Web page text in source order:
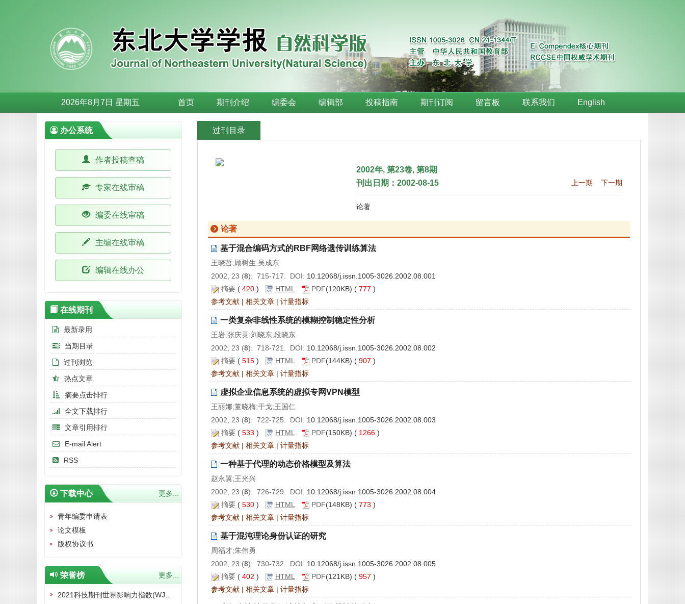
2026年8月7日 星期五 首页 期刊介绍 编委会 编辑部 投稿指南 期刊订阅 留言板 联系我们 English
过刊目录
2002年, 第23卷, 第8期
刊出日期：2002-08-15
上一期 下一期
论著
论著
基于混合编码方式的RBF网络遗传训练算法
王晓哲;顾树生;吴成东
2002, 23 (8): 715-717. DOI: 10.12068/j.issn.1005-3026.2002.08.001
摘要 ( 420 ) HTML PDF(120KB) ( 777 )
参考文献 | 相关文章 | 计量指标
一类复杂非线性系统的模糊控制稳定性分析
王岩;张庆灵;刘晓东;段晓东
2002, 23 (8): 718-721. DOI: 10.12068/j.issn.1005-3026.2002.08.002
摘要 ( 515 ) HTML PDF(144KB) ( 907 )
参考文献 | 相关文章 | 计量指标
虚拟企业信息系统的虚拟专网VPN模型
王丽娜;董晓梅;于戈;王国仁
2002, 23 (8): 722-725. DOI: 10.12068/j.issn.1005-3026.2002.08.003
摘要 ( 533 ) HTML PDF(150KB) ( 1266 )
参考文献 | 相关文章 | 计量指标
一种基于代理的动态价格模型及算法
赵永翼;王光兴
2002, 23 (8): 726-729. DOI: 10.12068/j.issn.1005-3026.2002.08.004
摘要 ( 530 ) HTML PDF(148KB) ( 773 )
参考文献 | 相关文章 | 计量指标
基于混沌理论身份认证的研究
周福才;朱伟勇
2002, 23 (8): 730-732. DOI: 10.12068/j.issn.1005-3026.2002.08.005
摘要 ( 402 ) HTML PDF(121KB) ( 957 )
参考文献 | 相关文章 | 计量指标
办公系统
作者投稿查稿
专家在线审稿
编委在线审稿
主编在线审稿
编辑在线办公
在线期刊
最新录用
当期目录
过刊浏览
热点文章
摘要点击排行
全文下载排行
文章引用排行
E-mail Alert
RSS
下载中心 更多...
青年编委申请表
论文模板
版权协议书
荣誉榜 更多...